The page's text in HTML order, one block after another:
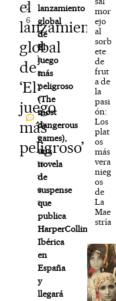
el
lanzamiento
global
de
‘El
juego
más
peligroso’
2
6
N
o
h
a
y
c
o
m
e
n
ta
ri
o
s
lanzamiento
global
de
El
juego
más
peligroso
(The
most
dangerous
games),
una
novela
de
suspense
que
publica
HarperCollins
Ibérica
en
España
y
llegará
mor
ejo
al
sorb
ete
de
frut
a de
la
pasi
ón:
Los
plat
os
más
vera
nieg
os
de
La
Mae
stría